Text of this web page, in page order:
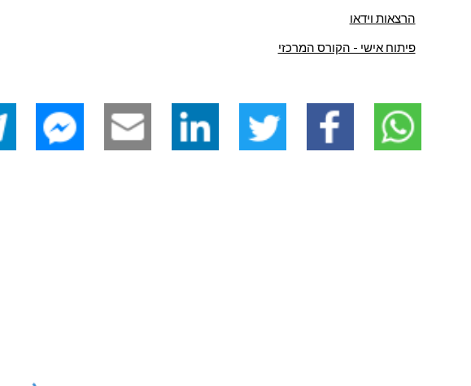
הרצאות וידאו
פיתוח אישי - הקורס המרכזי